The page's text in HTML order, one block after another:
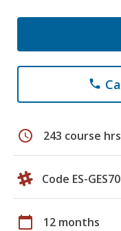
phone
schedule 243 course hrs
Code ES-
calendar_today 12 months